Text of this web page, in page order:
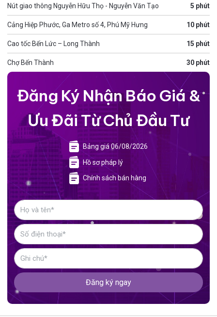
Nút giao thông Nguyễn Hữu Thọ - Nguyễn Văn Tạo 5 phút
Cảng Hiệp Phước, Ga Metro số 4, Phú Mỹ Hưng 10 phút
Cao tốc Bến Lức – Long Thành 15 phút
Chợ Bến Thành 30 phút
Đăng Ký Nhận Báo Giá &
Ưu Đãi Từ Chủ Đầu Tư
Bảng giá 06/08/2026
Hồ sơ pháp lý
Chính sách bán hàng
Đăng ký ngay